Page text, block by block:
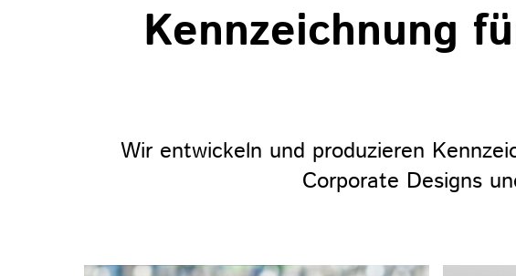
Kennzeichnung
Wir entwickeln und produzieren
Corporate Designs